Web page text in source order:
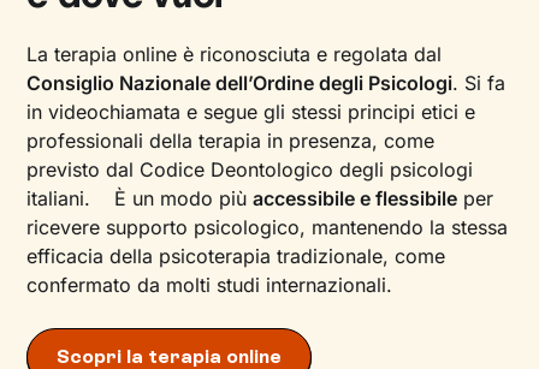
La terapia online è riconosciuta e regolata dal
Consiglio Nazionale dell’Ordine degli Psicologi. Si fa
in videochiamata e segue gli stessi principi etici e
professionali della terapia in presenza, come
previsto dal Codice Deontologico degli psicologi
italiani. È un modo piùaccessibile e flessibile per
ricevere supporto psicologico, mantenendo la stessa
efficacia della psicoterapia tradizionale, come
confermato da molti studi internazionali.
Scopri la terapia online